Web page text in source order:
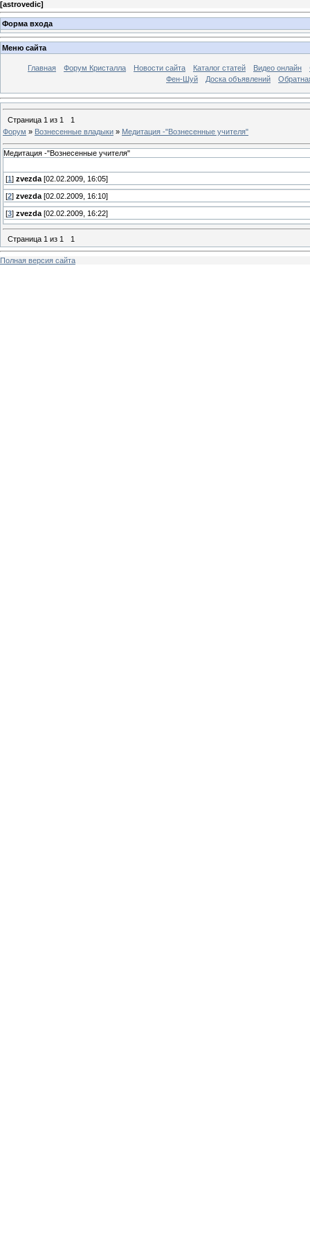
[astrovedic]
Форма входа
Меню сайта
Главная Форум Кристалла Новости сайта Каталог статей Видео онлайн
Фен-Шуй
Доска объявлений
Страница 1 из 1
1
Форум » Вознесенные владыки » Медитация -"Вознесенные учителя"
Медитация -"Вознесенные учителя"
[1 ] zvezda [02.02.2009, 16:05]
[2] zvezda [02.02.2009, 16:10]
[3] zvezda [02.02.2009, 16:22]
Страница 1 из 1 1
Полная версия сайта